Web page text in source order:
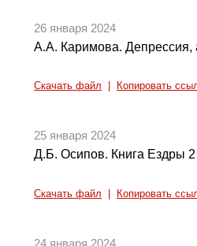
26 января 2024
А.А. Каримова. Депрессия,
Скачать файл Копировать
25 января 2024
Д.Б. Осипов. Книга Ездры 2
Скачать файл Копировать